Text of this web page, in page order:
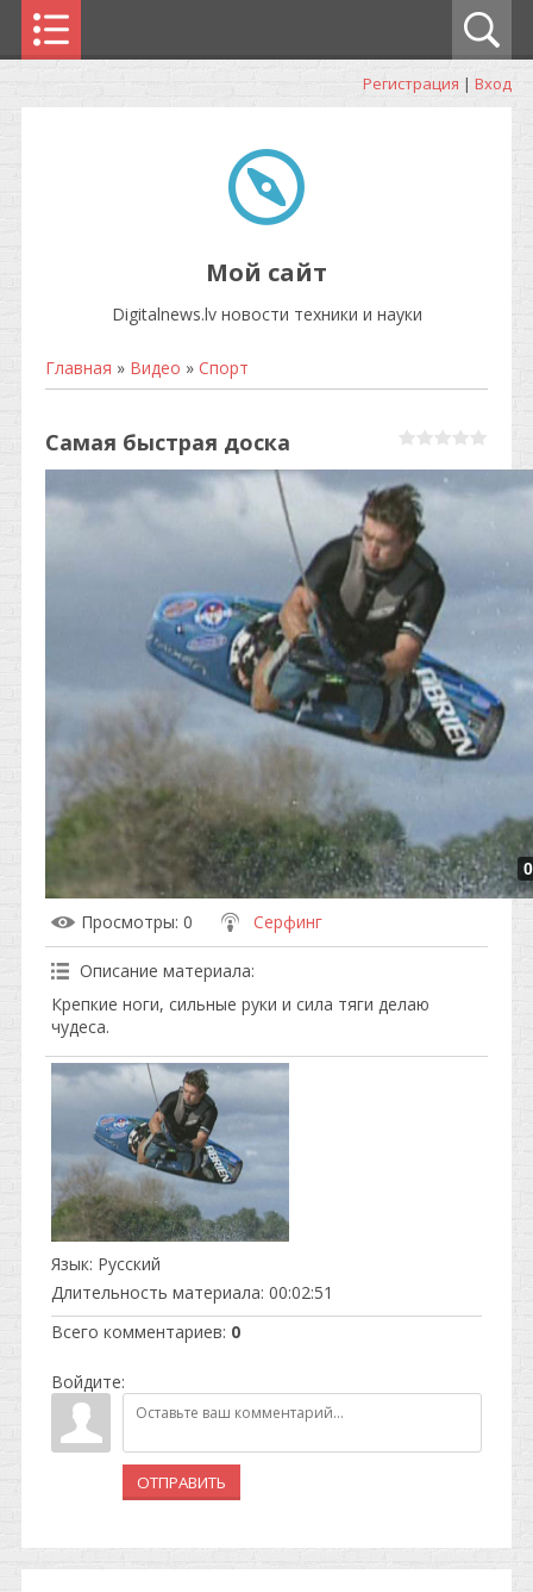
Регистрация | Вход
Мой сайт
Digitalnews.lv новости техники и науки
Главная » Видео » Спорт
Самая быстрая доска
Просмотры: 0 Серфинг
Описание материала:
Крепкие ноги, сильные руки и сила тяги делаю
чудеса.
Язык: Русский
Длительность материала: 00:02:51
Всего комментариев: 0
Войдите:
ОТПРАВИТЬ